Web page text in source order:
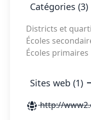
Catégories (3)
Districts et
Écoles
Écoles primaires
Sites web (1)
http://